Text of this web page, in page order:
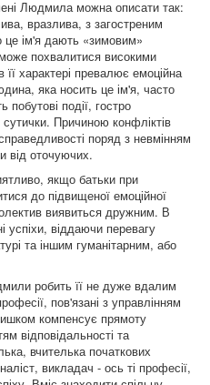
Людмила можна описати так:
вразлива, з загостреним
це ім'я дають «зимовим»
похвалитися високими
характері превалює емоційна
яка носить це ім'я, часто
події, гостро
сутички. Причиною конфліктів
поряд з невмінням
від оточуючих.
якщо батьки при
до підвищеної емоційної
виявиться дружним. В
успіхи, віддаючи перевагу
та іншим гуманітарним, або
робить її не дуже вдалим
пов'язані з управлінням
компенсує прямоту
відповідальності та
вчителька початкових
викладач - ось ті професії,